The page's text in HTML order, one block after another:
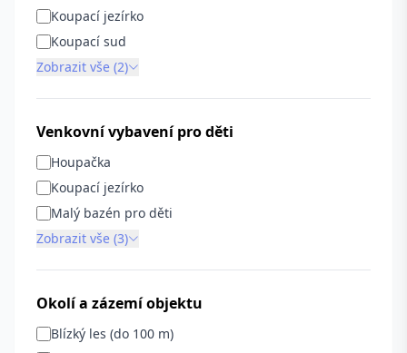
Koupací jezírko
Koupací sud
Zobrazit vše (2)
Venkovní vybavení pro děti
Houpačka
Koupací jezírko
Malý bazén pro děti
Zobrazit vše (3)
Okolí a zázemí objektu
Blízký les (do 100 m)